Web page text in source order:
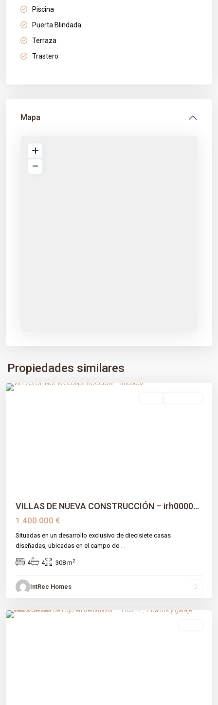
Piscina
Puerta Blindada
Terraza
Trastero
Mapa
Propiedades similares
Estepona Golf
VILLAS DE NUEVA CONSTRUCCIÓN – irh0000...
1.400.000 €
Situadas en un desarrollo exclusivo de diecisiete casas
diseñadas, ubicadas en el campo de
4 4 308 m2
IntRec Homes